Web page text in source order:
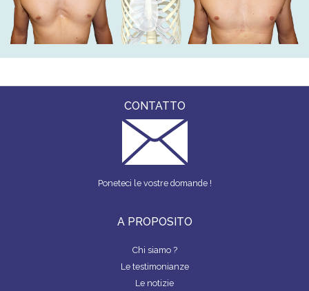
CONTATTO
Poneteci le vostre domande !
A PROPOSITO
Chi siamo ?
Le testimonianze
Le notizie